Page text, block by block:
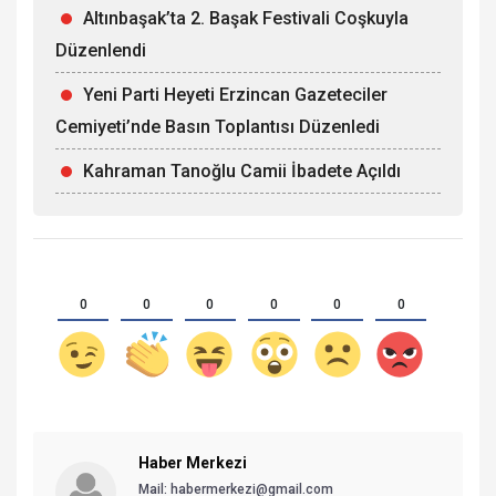
Altınbaşak’ta 2. Başak Festivali Coşkuyla
Düzenlendi
Yeni Parti Heyeti Erzincan Gazeteciler
Cemiyeti’nde Basın Toplantısı Düzenledi
Kahraman Tanoğlu Camii İbadete Açıldı
0 0 0 0 0 0
Haber Merkezi
Mail: habermerkezi@gmail.com